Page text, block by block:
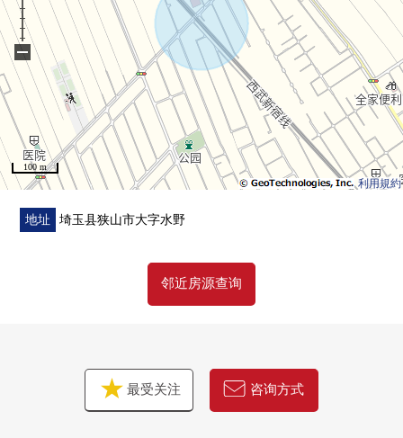
○ 也把周边环境以及周边施设合起来，不仅本房源而且，
做向导吧。
○ 制作记载本房屋购置时出现的各项费用、住宅贷款利用
时间的月的偿还例的资金计划表吧。
○ 也一共接受移动(重新购买)需讨论。
○ 想要参观的顾客敬请垂询到负责早熟。
利用規約
100 m
−
地址 埼玉县狭山市大字水野
邻近房源查询
最受关注 咨询方式